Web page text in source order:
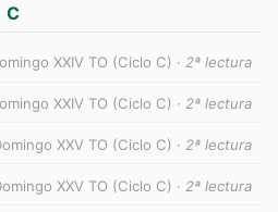
C
XXIV TO (Ciclo C) · 2ª lectura
XXIV TO (Ciclo C) · 2ª lectura
XXV TO (Ciclo C) · 2ª lectura
XXV TO (Ciclo C) · 2ª lectura